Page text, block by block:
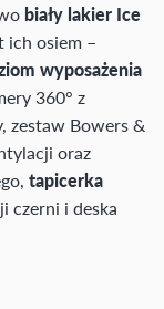
biały lakier Ice
ich osiem –
wyposażenia
360° z
zestaw Bowers &
oraz
tapicerka
czerni i deska